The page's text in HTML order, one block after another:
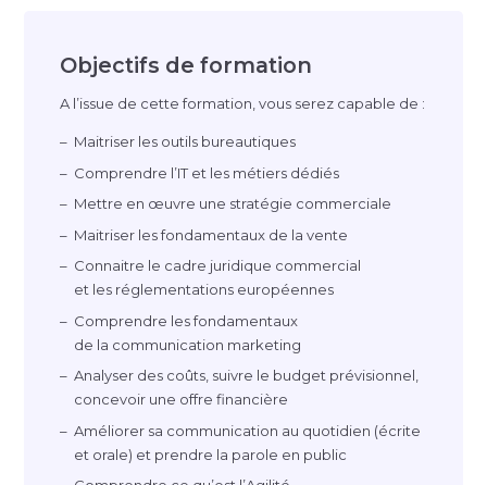
Objectifs de formation
A l’issue de cette formation, vous serez capable de :
Maitriser les outils bureautiques
Comprendre l’IT et les métiers dédiés
Mettre en œuvre une stratégie commerciale
Maitriser les fondamentaux de la vente
Connaitre le cadre juridique commercial
et les réglementations européennes
Comprendre les fondamentaux
de la communication marketing
Analyser des coûts, suivre le budget prévisionnel,
concevoir une offre financière
Améliorer sa communication au quotidien (écrite
et orale) et prendre la parole en public